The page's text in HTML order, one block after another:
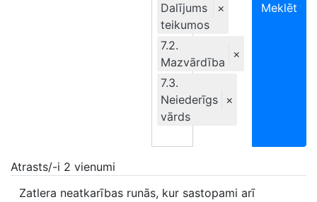
Dalījums
teikumos
×
7.2.
Mazvārdība
×
7.3.
Neiederīgs
vārds
×
Meklēt
Atrasts/-i 2 vienumi
Zatlera neatkarības runās, kur sastopami arī